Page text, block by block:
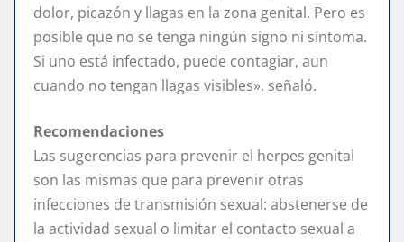
dolor, picazón y llagas en la zona genital. Pero es
posible que no se tenga ningún signo ni síntoma.
Si uno está infectado, puede contagiar, aun
cuando no tengan llagas visibles», señaló.
Recomendaciones
Las sugerencias para prevenir el herpes genital
son las mismas que para prevenir otras
infecciones de transmisión sexual: abstenerse de
la actividad sexual o limitar el contacto sexual a